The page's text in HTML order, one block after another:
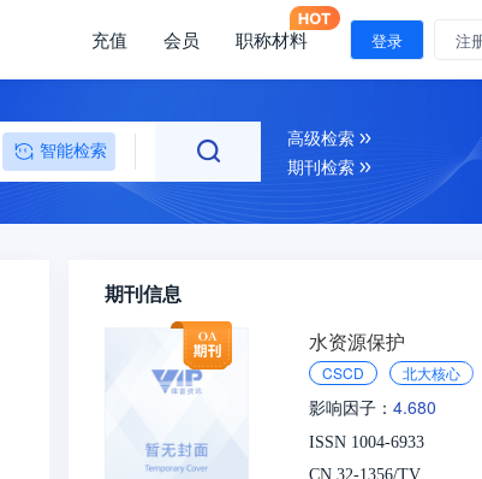
充值 会员 职称材料 登录 注
智能检索
高级检索
期刊检索
期刊信息
水资源保护
CSCD 北大核心
影响因子： 4.680
ISSN 1004-6933
CN 32-1356/TV